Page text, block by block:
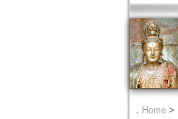
． Home>